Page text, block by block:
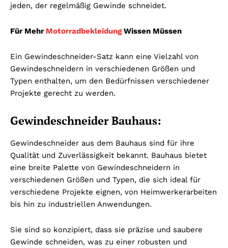
jeden, der regelmäßig Gewinde schneidet.
Für Mehr MotorradbekleidungWissen Müssen
Ein Gewindeschneider-Satz kann eine Vielzahl von
Gewindeschneidern in verschiedenen Größen und
Typen enthalten, um den Bedürfnissen verschiedener
Projekte gerecht zu werden.
Gewindeschneider Bauhaus:
Gewindeschneider aus dem Bauhaus sind für ihre
Qualität und Zuverlässigkeit bekannt. Bauhaus bietet
eine breite Palette von Gewindeschneidern in
verschiedenen Größen und Typen, die sich ideal für
verschiedene Projekte eignen, von Heimwerkerarbeiten
bis hin zu industriellen Anwendungen.
Sie sind so konzipiert, dass sie präzise und saubere
Gewinde schneiden, was zu einer robusten und